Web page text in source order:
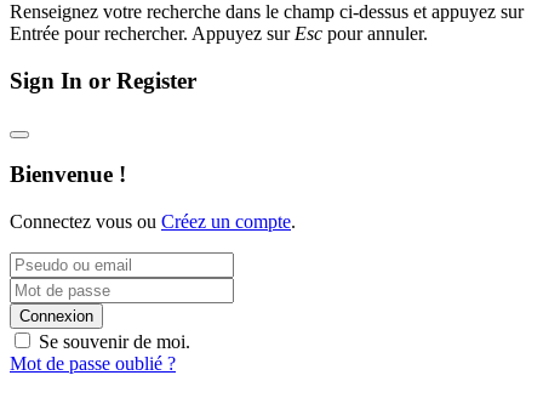
Renseignez votre recherche dans le champ ci-dessus et appuyez sur
Entrée pour rechercher. Appuyez sur Esc pour annuler.
Sign In or Register
Bienvenue !
Connectez vous ou Créez un compte.
Connexion
Se souvenir de moi.
Mot de passe oublié ?